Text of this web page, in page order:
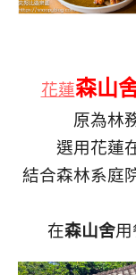
花蓮森山
原為林
選用花蓮
結合森林系庭
在森山舍